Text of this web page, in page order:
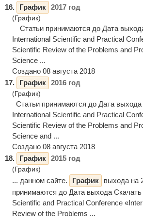
16.
График 2017 год
(График)
Статьи принимаются до Дата
International Scientific and Practical
Scientific Review of the Problems and
Science ...
Создано 08 августа 2018
17.
График 2016 год
(График)
Статьи принимаются до Дата выхода
International Scientific and Practical
Scientific Review of the Problems and
Science and ...
Создано 08 августа 2018
18.
График 2015 год
(График)
... данном сайте. График
выхода на
принимаются до Дата выхода Скачать
Scientific and Practical Conference
Review of the Problems ...